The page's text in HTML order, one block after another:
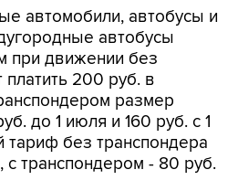
автомобили, автобусы и
автобусы
при движении без
платить 200 руб. в
размер
до 1 июля и 160 руб. с 1
тариф без транспондера
с транспондером - 80 руб.